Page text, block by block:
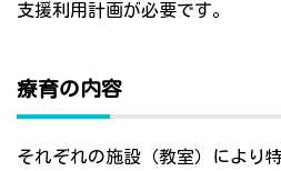
支援利用計画が必要です。
療育の内容
それぞれの施設（教室）により